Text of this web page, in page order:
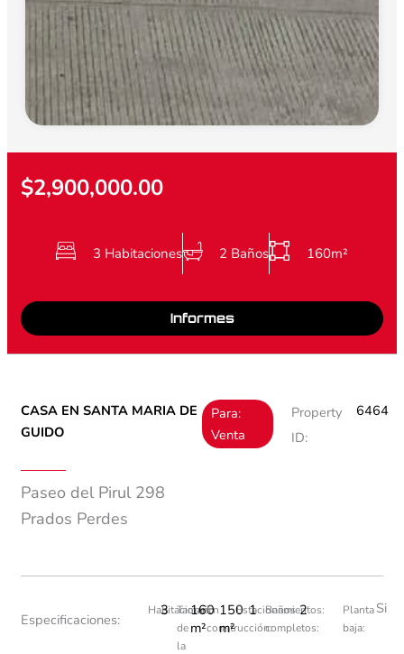
$2,900,000.00
3 Habitaciones 2 Baños 160m²
Informes
CASA EN SANTA MARIA DE
GUIDO
Paseo del Pirul 298
Prados Perdes
Para:
Venta
Property
ID:
6464
Especificaciones:
Habitaciones:
3 Tamaño
de
la
160
m²
En
construcción:
150
m²
Estacionamientos:
1 Baños
completos:
2
Planta
baja:
Si